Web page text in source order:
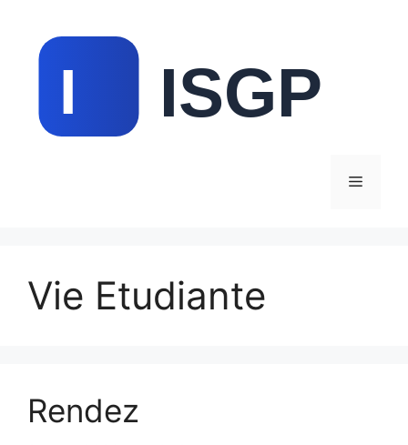
contenu
Menu
Vie Etudiante
Rendez